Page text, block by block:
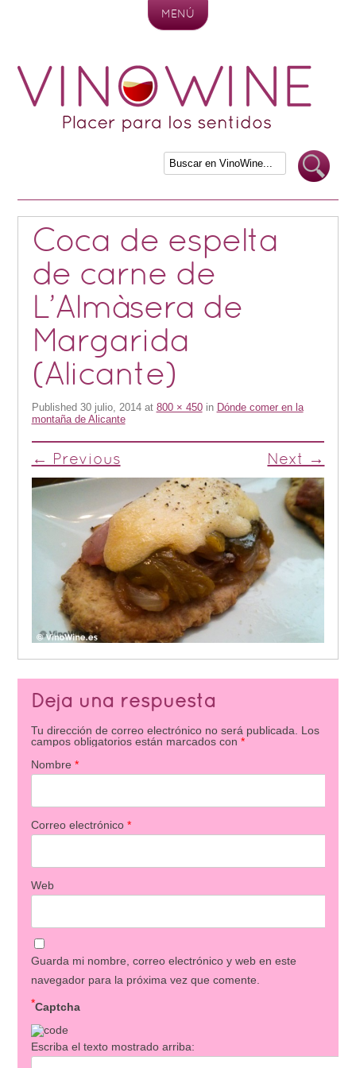
MENÚ
Coca de espelta
de carne de
L’Almàsera de
Margarida
(Alicante)
Published 30 julio, 2014at 800 × 450in Dónde comer en la
montaña de Alicante
← Previous Next →
Deja una respuesta
Tu dirección de correo electrónico no será publicada.
Los
campos obligatorios están marcados con *
Nombre *
Correo electrónico *
Web
Guarda mi nombre, correo electrónico y web en este
navegador para la próxima vez que comente.
Captcha
*
Escriba el texto mostrado arriba: